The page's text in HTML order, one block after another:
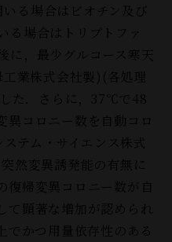
る場合はビオチン及び
る場合はトリプトファ
，最少グルコース寒天
業株式会社製 )( 各処理
た．さらに，37℃で48
異コロニー数を自動コロ
テム・サイエンス株式
然変異誘発能の有無に
復帰変異コロニー数が自
て顕著な増加が認められ
でかつ用量依存性のある